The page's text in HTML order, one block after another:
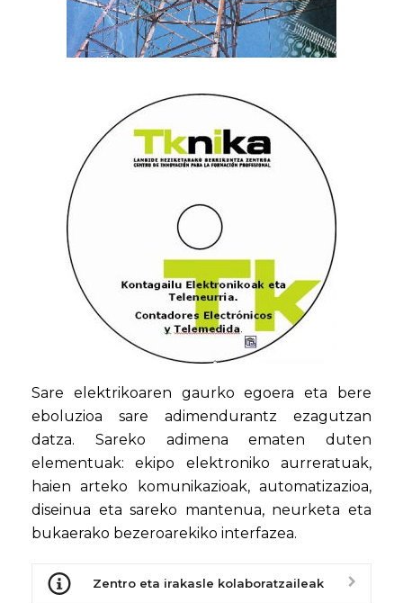
Sare elektrikoaren gaurko egoera eta bere
eboluzioa sare adimendurantz ezagutzan
datza. Sareko adimena ematen duten
elementuak: ekipo elektroniko aurreratuak,
haien arteko komunikazioak, automatizazioa,
diseinua eta sareko mantenua, neurketa eta
bukaerako bezeroarekiko interfazea.
Zentro eta irakasle kolaboratzaileak